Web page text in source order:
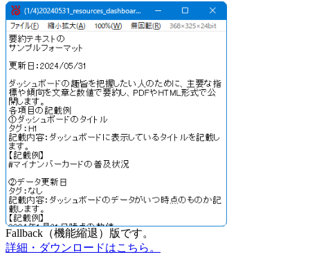
Fallback（機能縮退）版です。
詳細・ダウンロードはこちら。